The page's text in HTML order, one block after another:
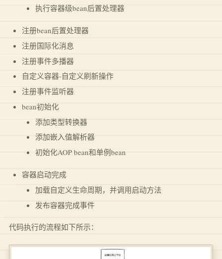
执行容器级bean后置处理器
注册bean后置处理器
注册国际化消息
注册事件多播器
自定义容器-自定义刷新操作
注册事件监听器
bean初始化
添加类型转换器
添加嵌入值解析器
初始化AOP bean和单例bean
容器启动完成
加载自定义生命周期，并调用启动方法
发布容器完成事件
代码执行的流程如下所示：